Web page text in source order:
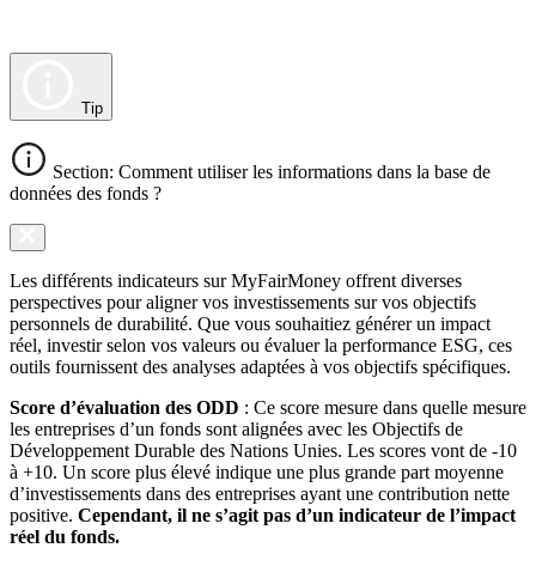
Tip
Section: Comment utiliser les informations dans la base de
données des fonds ?
Les différents indicateurs sur MyFairMoney offrent diverses
perspectives pour aligner vos investissements sur vos objectifs
personnels de durabilité. Que vous souhaitiez générer un impact
réel, investir selon vos valeurs ou évaluer la performance ESG, ces
outils fournissent des analyses adaptées à vos objectifs spécifiques.
Score d’évaluation des ODD : Ce score mesure dans quelle mesure
les entreprises d’un fonds sont alignées avec les Objectifs de
Développement Durable des Nations Unies. Les scores vont de -10
à +10. Un score plus élevé indique une plus grande part moyenne
d’investissements dans des entreprises ayant une contribution nette
positive. Cependant, il ne s’agit pas d’un indicateur de l’impact
réel du fonds.